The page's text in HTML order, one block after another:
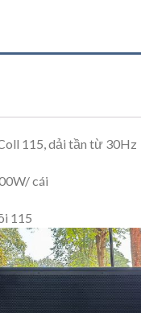
115, dải tần từ 30Hz
cái
115